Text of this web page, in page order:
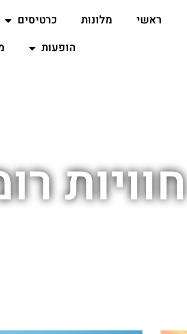
ראשי מלונות כרטיסים
הופעות
חוויות